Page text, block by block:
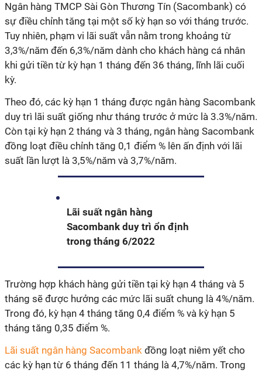
Ngân hàng TMCP Sài Gòn Thương Tín (Sacombank) có
sự điều chỉnh tăng tại một số kỳ hạn so với tháng trước.
Tuy nhiên, phạm vi lãi suất vẫn nằm trong khoảng từ
3,3%/năm đến 6,3%/năm dành cho khách hàng cá nhân
khi gửi tiền từ kỳ hạn 1 tháng đến 36 tháng, lĩnh lãi cuối
kỳ.
Theo đó, các kỳ hạn 1 tháng được ngân hàng Sacombank
duy trì lãi suất giống như tháng trước ở mức là 3.3%/năm.
Còn tại kỳ hạn 2 tháng và 3 tháng, ngân hàng Sacombank
đồng loạt điều chỉnh tăng 0,1 điểm % lên ấn định với lãi
suất lần lượt là 3,5%/năm và 3,7%/năm.
Lãi suất ngân hàng
Sacombank duy trì ổn định
trong tháng 6/2022
Trường hợp khách hàng gửi tiền tại kỳ hạn 4 tháng và 5
tháng sẽ được hưởng các mức lãi suất chung là 4%/năm.
Trong đó, kỳ hạn 4 tháng tăng 0,4 điểm % và kỳ hạn 5
tháng tăng 0,35 điểm %.
Lãi suất ngân hàng Sacombank đồng loạt niêm yết cho
các kỳ hạn từ 6 tháng đến 11 tháng là 4,7%/năm. Trong